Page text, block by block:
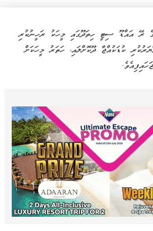
ރޭ އައްޑޫ ސިޓީ ހިތަދޫގައި މީހަކު ރަހީނުކުރި
ކުޑަކުއްޖާ ދޫކޮށްލައި، ހަތަރު މީހަކަށް